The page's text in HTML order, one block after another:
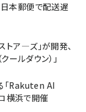
日本郵便で配送遅
トア―ズ」が開発、
ールダウン）」
「Rakuten AI
横浜で開催